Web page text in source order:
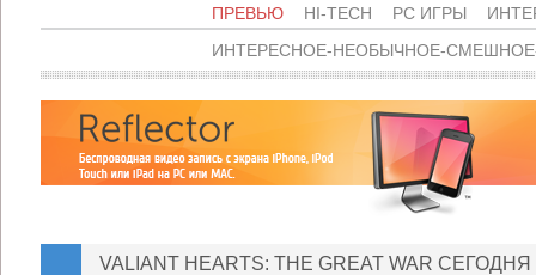
ПРЕВЬЮ HI-TECH PC ИГРЫ
ИНТЕРЕСНОЕ-НЕОБЫЧНОЕ-
VALIANT HEARTS: THE GREAT WAR